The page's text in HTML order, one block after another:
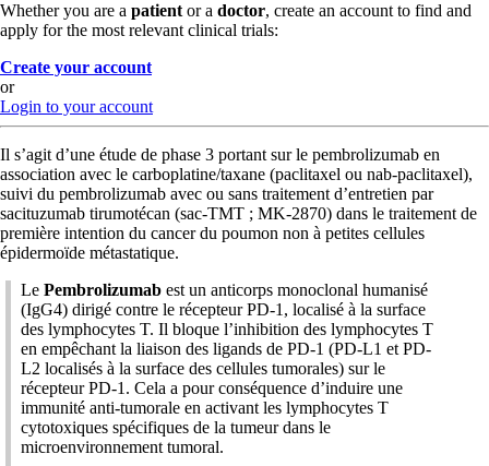
Whether you are a patient or a doctor, create an account to find and
apply for the most relevant clinical trials:
Create your account
or
Login to your account
Il s’agit d’une étude de phase 3 portant sur le pembrolizumab en
association avec le carboplatine/taxane (paclitaxel ou nab-paclitaxel),
suivi du pembrolizumab avec ou sans traitement d’entretien par
sacituzumab tirumotécan (sac-TMT ; MK-2870) dans le traitement de
première intention du cancer du poumon non à petites cellules
épidermoïde métastatique.
LePembrolizumab est un anticorps monoclonal humanisé
(IgG4) dirigé contre le récepteur PD-1, localisé à la surface
des lymphocytes T. Il bloque l’inhibition des lymphocytes T
en empêchant la liaison des ligands de PD-1 (PD-L1 et PD-
L2 localisés à la surface des cellules tumorales) sur le
récepteur PD-1. Cela a pour conséquence d’induire une
immunité anti-tumorale en activant les lymphocytes T
cytotoxiques spécifiques de la tumeur dans le
microenvironnement tumoral.